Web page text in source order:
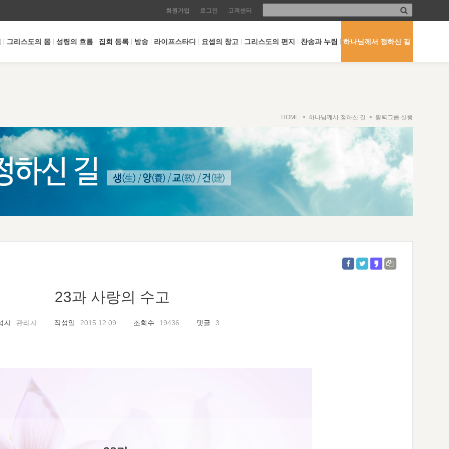
회원가입 로그인 고객센터
그리스도의 몸 성령의 흐름 집회 등록 방송 라이프스타디 요셉의 창고 그리스도의 편지 찬송과 누림 하나님께서 정하신 길
HOME > 하나님께서 정하신 길 > 활력그룹 실행
23과 사랑의 수고
자 관리자 작성일 2015.12.09 조회수 19436 댓글 3